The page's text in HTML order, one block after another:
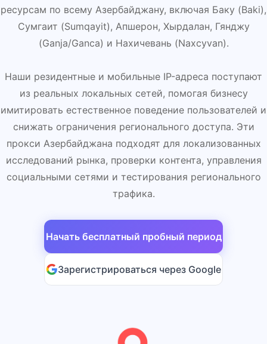
ресурсам по всему Азербайджану, включая Баку (Baki),
Сумгаит (Sumqayit), Апшерон, Хырдалан, Гянджу
(Ganja/Ganca) и Нахичевань (Naxcyvan).
Наши резидентные и мобильные IP-адреса поступают
из реальных локальных сетей, помогая бизнесу
имитировать естественное поведение пользователей и
снижать ограничения регионального доступа. Эти
прокси Азербайджана подходят для локализованных
исследований рынка, проверки контента, управления
социальными сетями и тестирования регионального
трафика.
Начать бесплатный пробный период
Зарегистрироваться через Google